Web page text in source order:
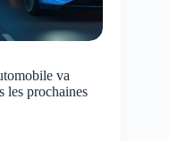
va
les prochaines